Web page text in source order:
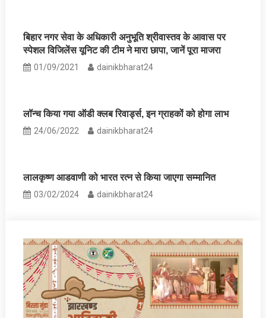
बिहार नगर सेवा के अधिकारी अनुभूति श्रीवास्तव के आवास पर
स्पेशल विजिलेंस यूनिट की टीम ने मारा छापा, जानें पूरा माजरा
01/09/2021 dainikbharat24
लॉन्‍च किया गया ऑडी क्‍लब रिवार्ड्स, इन ग्राहकों को होगा लाभ
24/06/2022 dainikbharat24
लालकृष्ण आडवाणी को भारत रत्न से किया जाएगा सम्मानित
03/02/2024 dainikbharat24